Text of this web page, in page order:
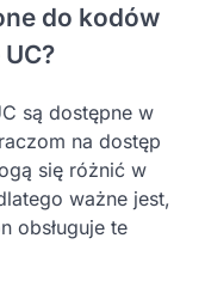
do kodów
są dostępne w
na dostęp
się różnić w
ważne jest,
obsługuje te